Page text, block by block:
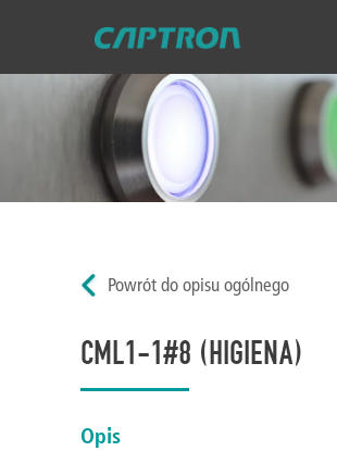
Powrót do opisu ogólnego
CML1-1#8 (HIGIENA)
Opis